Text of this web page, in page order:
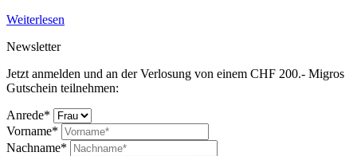
Weiterlesen
Newsletter
Jetzt anmelden und an der Verlosung von einem CHF 200.- Migros
Gutschein teilnehmen:
Anrede*
Vorname*
Nachname*